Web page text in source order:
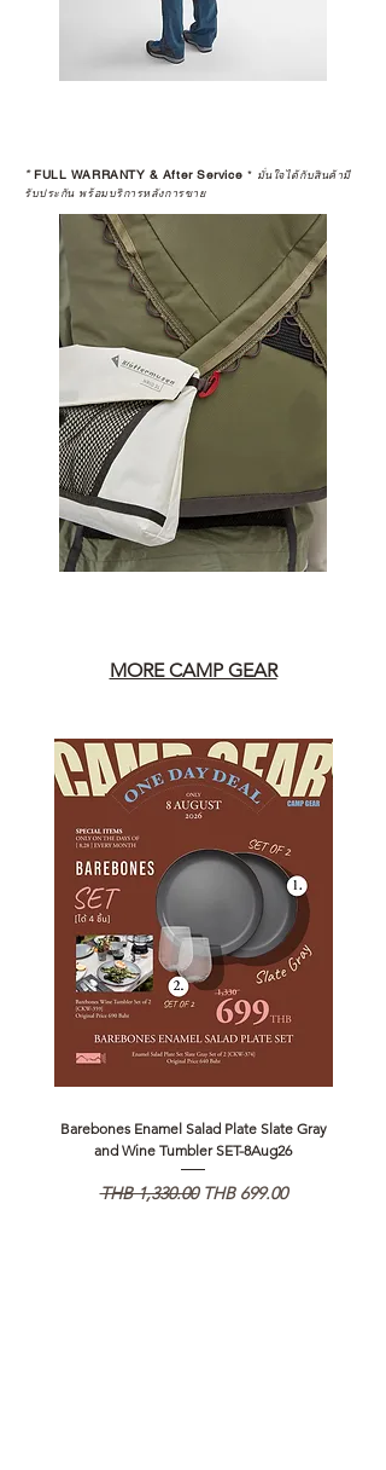
*FULL WARRANTY & After Service * มั่นใจได้กับสินค้ามี
รับประกัน พร้อมบริการหลังการขาย
MORE CAMP GEAR
Barebones Enamel Salad Plate Slate Gray
and Wine Tumbler SET-8Aug26
Regular Price
THB 1,330.00 Sale Price
THB 699.00